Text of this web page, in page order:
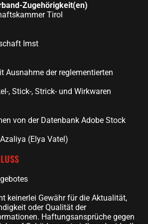
Zugehörigkeit(en)
Tirol
Imst
Ausnahme der reglementierten
, Stick-, Strick- und Wirkwaren
von der Datenbank Adobe Stock
(Elya Vatel)
keinerlei Gewähr für die Aktualität,
oder Qualität der
Haftungsansprüche gegen